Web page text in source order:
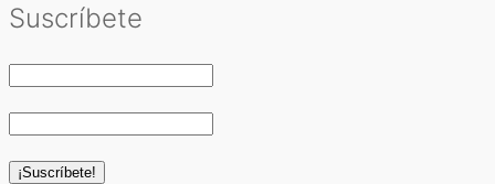
Suscríbete